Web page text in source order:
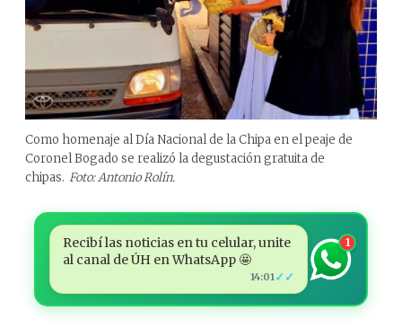
Como homenaje al Día Nacional de la Chipa en el peaje de
Coronel Bogado se realizó la degustación gratuita de
chipas. Foto: Antonio Rolín.
Recibí las noticias en tu celular, unite
al canal de ÚH en WhatsApp 🤩
14:01✓✓
1